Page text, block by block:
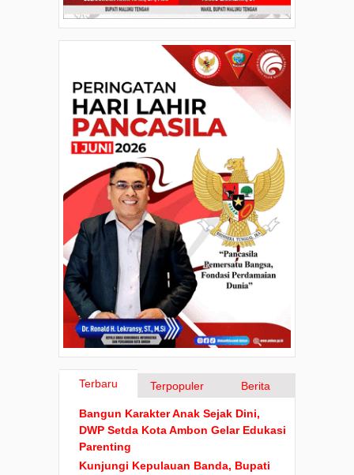
Terbaru Terpopuler Berita
Bangun Karakter Anak Sejak Dini,
DWP Setda Kota Ambon Gelar Edukasi
Parenting
Kunjungi Kepulauan Banda, Bupati